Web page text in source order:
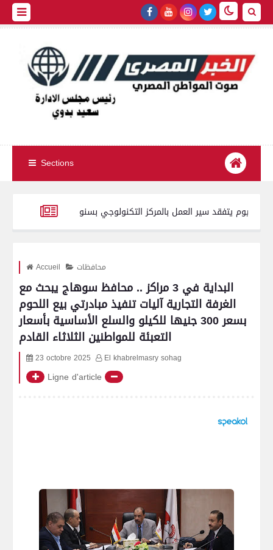
Sections
محافظ الفيوم يتفقد سير العمل بالمركز التكنولوجي بسنورس
Accueil محافظات
البداية في 3 مراكز .. محافظ سوهاج يبحث مع
الغرفة التجارية آليات تنفيذ مبادرتي بيع اللحوم
بسعر 300 جنيها للكيلو والسلع الأساسية بأسعار
التعبئة للمواطنين الثلاثاء القادم
23 octobre 2025 El khabrelmasry sohag
Ligne d'article